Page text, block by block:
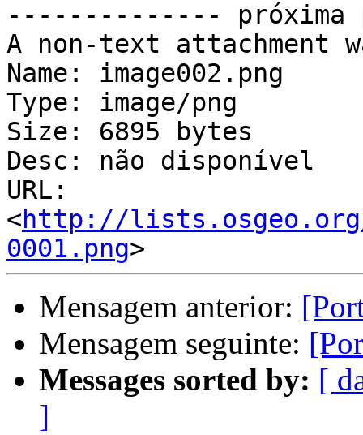
--------------
A non-text attachment
Name: image002.png
Type: image/png
Size: 6895 bytes
Desc: não disponível
URL:
<http://lists.osgeo.org/
0001.png
Mensagem anterior:
Mensagem seguinte:
Messages sorted by: [
]